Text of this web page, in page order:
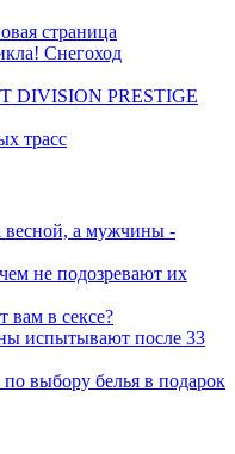
страница
Снегоход
DIVISION PRESTIGE
трасс
весной, а мужчины -
не подозревают их
в сексе?
испытывают после 33
выбору белья в подарок